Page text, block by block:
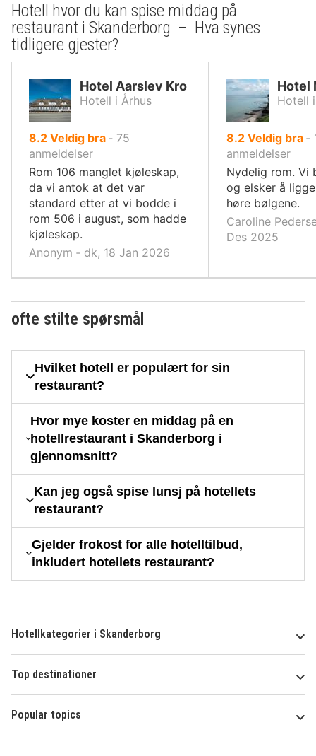
Hotell hvor du kan spise middag på
restaurant i Skanderborg – Hva synes
tidligere gjester?
Hotel Aarslev Kro
Hotell i Århus
8.2 av
10,
Veldig bra ‐ 75
anmeldelser
Rom 106 manglet kjøleskap,
da vi antok at det var
standard etter at vi bodde i
rom 506 i august, som hadde
kjøleskap.
Anonym ‐ dk, 18 Jan 2026
Hotel
Hotell
8.2 av
10,
Veldig bra ‐
anmeldelser
Nydelig rom. Vi
og elsker å
høre bølgene.
Caroline
Des 2025
ofte stilte spørsmål
Hvilket hotell er populært for sin
restaurant?
Hvor mye koster en middag på en
hotellrestaurant i Skanderborg i
gjennomsnitt?
Kan jeg også spise lunsj på hotellets
restaurant?
Gjelder frokost for alle hotelltilbud,
inkludert hotellets restaurant?
Hotellkategorier i Skanderborg
Top destinationer
Popular topics